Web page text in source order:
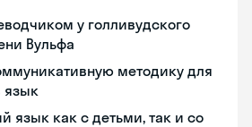
у голливудского
Вульфа
методику для
язык
язык как с детьми, так и со